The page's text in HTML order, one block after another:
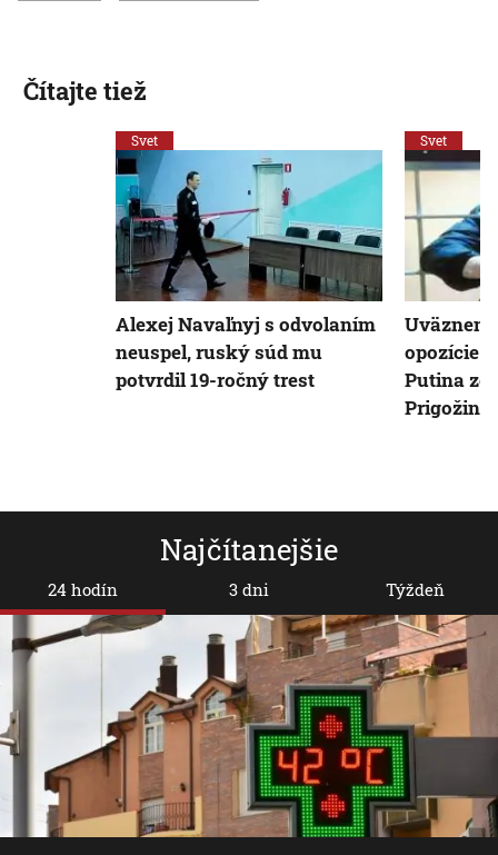
Najčítanejšie
24 hodín 3 dni Týždeň
Čítajte tiež
Svet
Alexej Navaľnyj s odvolaním
neuspel, ruský súd mu
potvrdil 19-ročný trest
Svet
opozície
Putina zo
Prigožina